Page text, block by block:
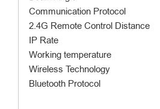
Communication Protocol
2.4G Remote Control Distance
IP Rate
Working temperature
Wireless Technology
Bluetooth Protocol